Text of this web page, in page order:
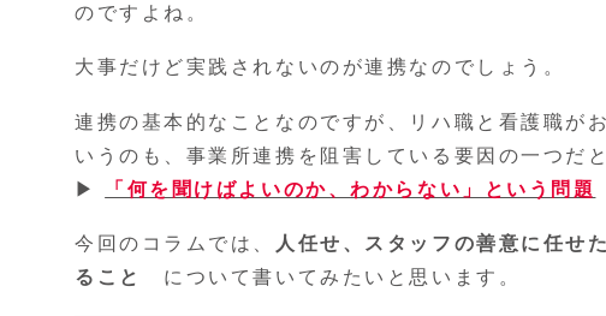
のですよね。
大事だけど実践されないのが連携なのでしょう。
連携の基本的なことなのですが、リハ職と看護職が
いうのも、事業所連携を阻害している要因の一つだ
▶
「何を聞けばよいのか、わからない」という問題
今回のコラムでは、
人任せ、スタッフの善意に任せ
ること
について書いてみたいと思います。